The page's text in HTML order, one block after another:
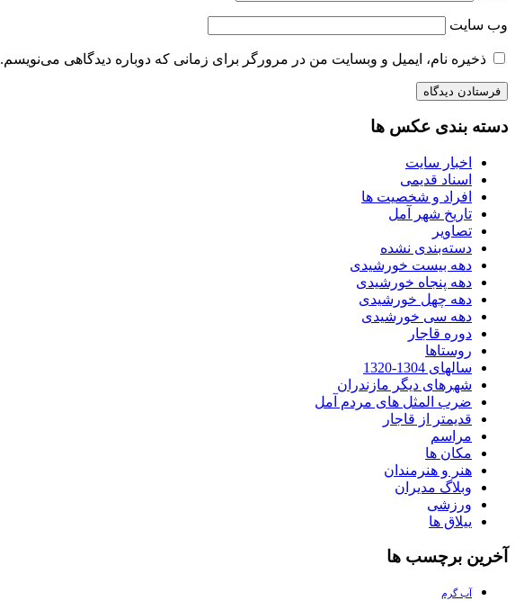
وب‌ سایت
ذخیره نام، ایمیل و وبسایت من در مرورگر برای زمانی که دوباره دیدگاهی می‌نویسم.
دسته بندی عکس ها
اخبار سایت
اسناد قدیمی
افراد و شخصیت ها
تاریخ شهر آمل
تصاویر
دسته‌بندی نشده
دهه بیست خورشیدی
دهه پنجاه خورشیدی
دهه چهل خورشیدی
دهه سی خورشیدی
دوره قاجار
روستاها
سالهای 1304-1320
شهرهای دیگر مازندران
ضرب المثل های مردم آمل
قدیمتر از قاجار
مراسم
مکان ها
هنر و هنرمندان
وبلاگ مدیران
ورزشی
ییلاق ها
آخرین برچسب ها
آب گرم